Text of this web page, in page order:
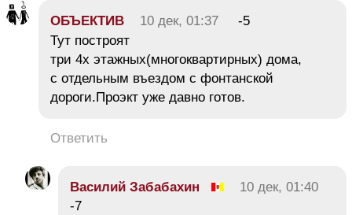
ОБЪЕКТИВ 10 дек, 01:37
-5
Тут построят
три 4х этажных(многоквартирных) дома,
с отдельным въездом с фонтанской
дороги.Проэкт уже давно готов.
Ответить
Василий Забабахин
10 дек, 01:40
-7